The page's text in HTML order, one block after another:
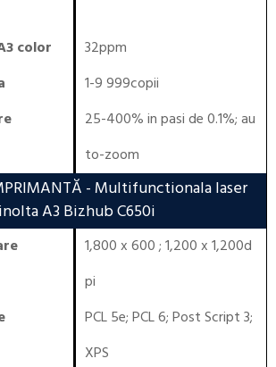
color
32ppm
1-9 999copii
25-400% in pasi de 0.1%; au
to-zoom
- Multifunctionala laser
A3 Bizhub C650i
1,800 x 600 ; 1,200 x 1,200d
pi
PCL 5e;PCL 6;Post Script 3;
XPS